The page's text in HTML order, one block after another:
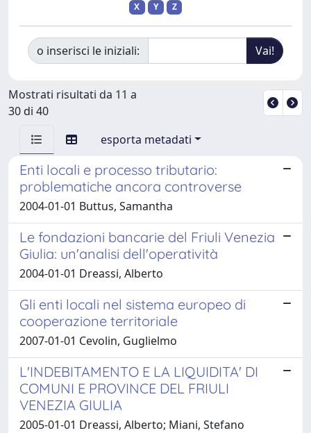
X
Y Z
o inserisci le iniziali:
Mostrati risultati da 11 a
30 di 40
esporta metadati
Enti locali e processo tributario:
problematiche ancora controverse
2004-01-01 Buttus, Samantha
Le fondazioni bancarie del Friuli Venezia
Giulia: un'analisi dell'operatività
2004-01-01 Dreassi, Alberto
Gli enti locali nel sistema europeo di
cooperazione territoriale
2007-01-01 Cevolin, Guglielmo
L'INDEBITAMENTO E LA LIQUIDITA' DI
COMUNI E PROVINCE DEL FRIULI
VENEZIA GIULIA
2005-01-01 Dreassi, Alberto; Miani, Stefano